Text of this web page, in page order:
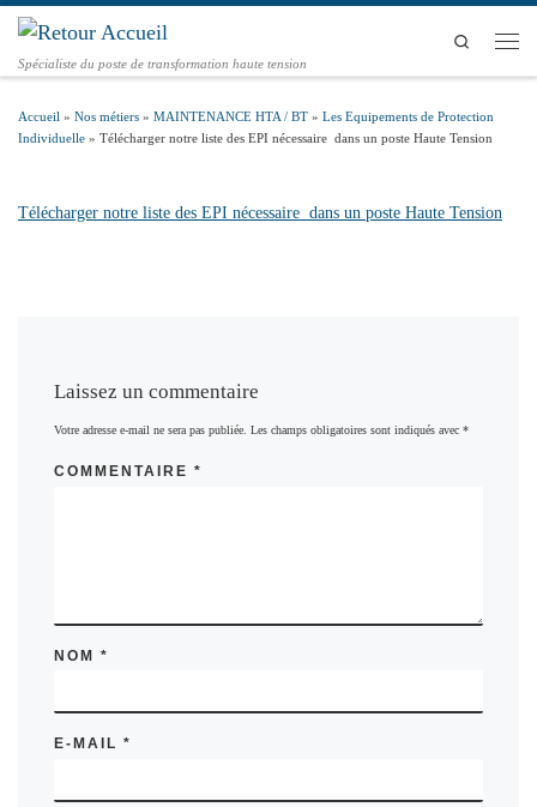
Passer au contenu
Spécialiste du poste de transformation haute tension
Search
Accueil » Nos métiers » MAINTENANCE HTA / BT » Les Equipements de Protection
Individuelle » Télécharger notre liste des EPI nécessaire dans un poste Haute Tension
Télécharger notre liste des EPI nécessaire dans un poste Haute Tension
Laissez un commentaire
Votre adresse e-mail ne sera pas publiée. Les champs obligatoires sont indiqués avec *
COMMENTAIRE *
NOM *
E-MAIL *